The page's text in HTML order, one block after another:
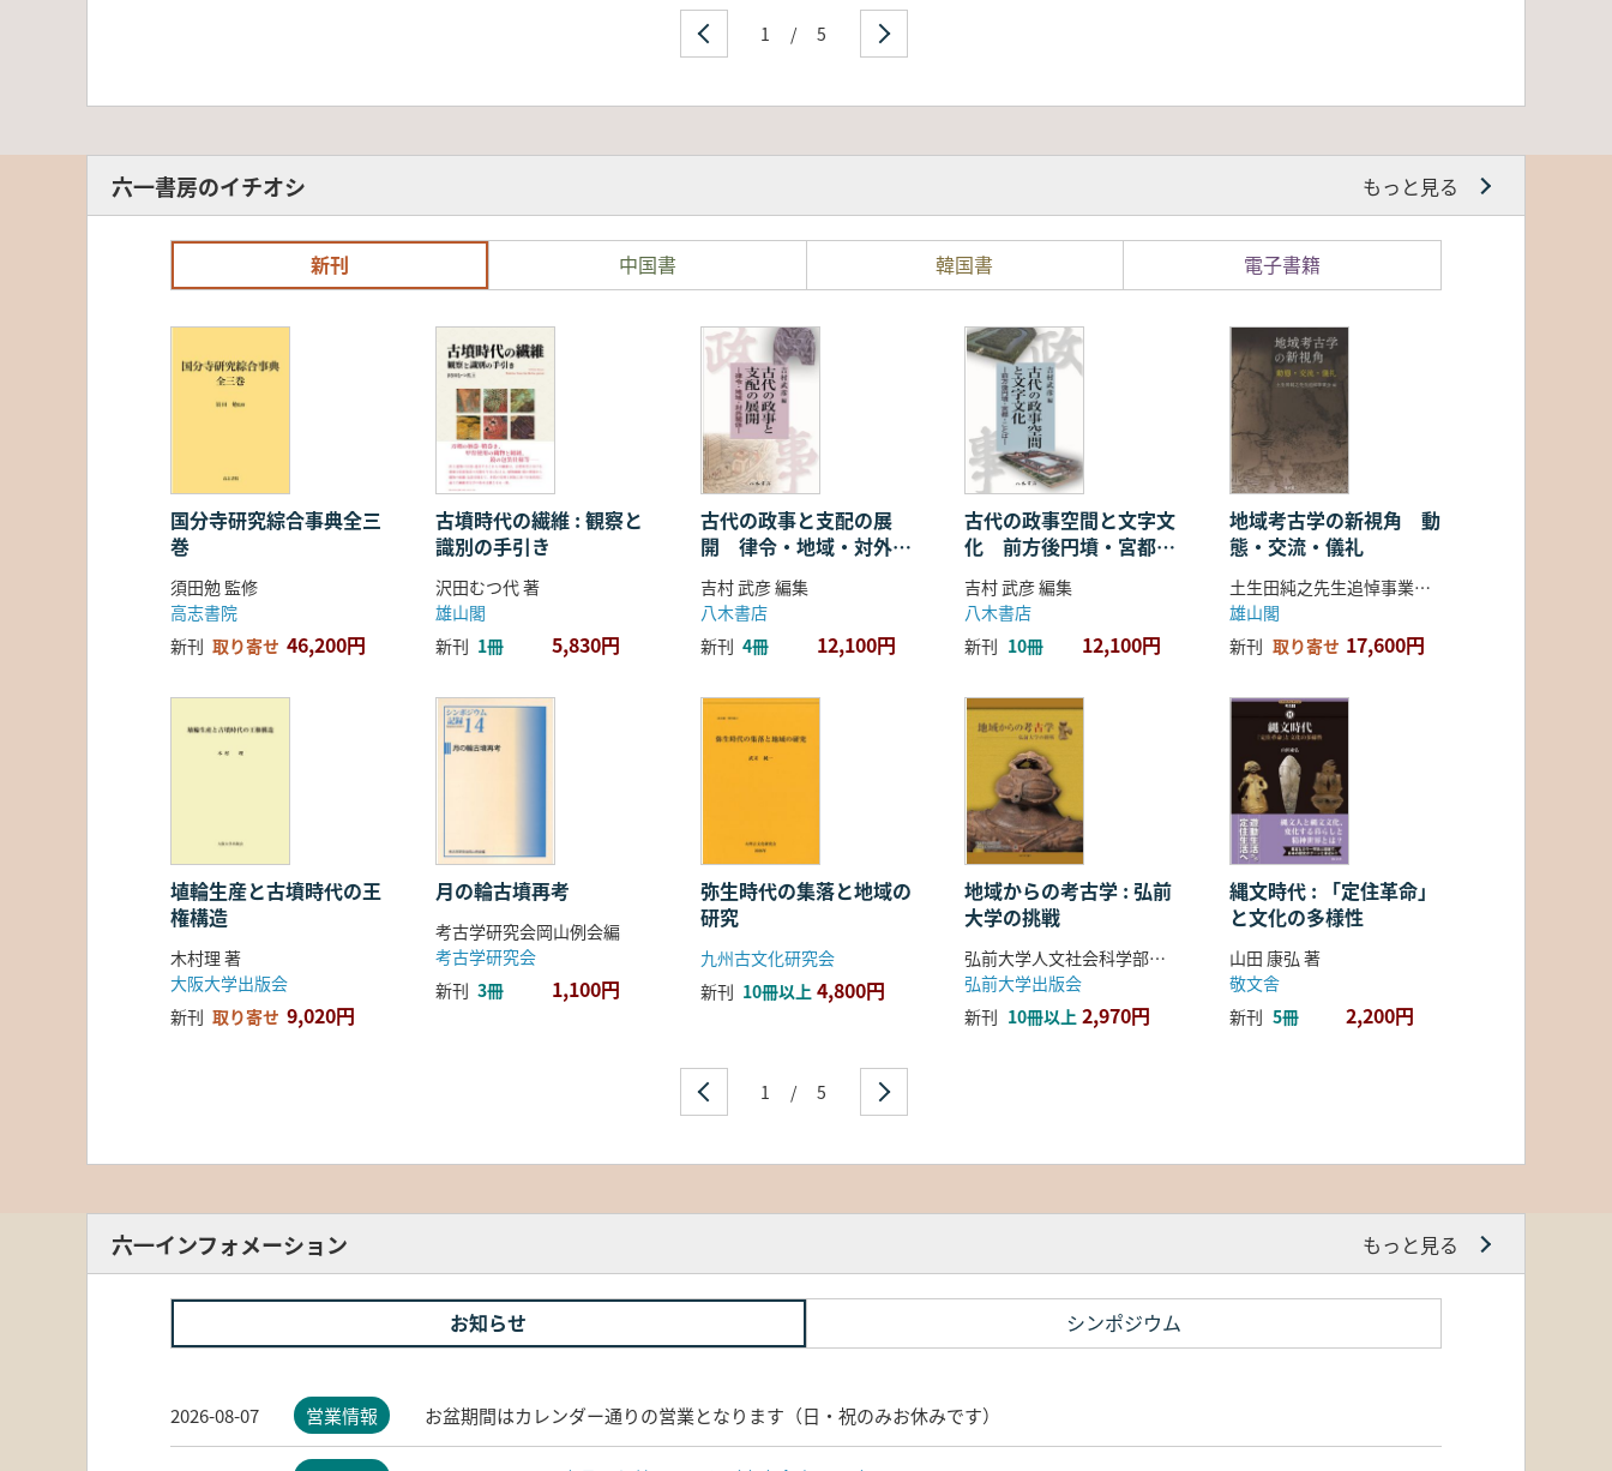
1 / 5
六一書房のイチオシ もっと見る
新刊 中国書 韓国書 電子書籍
国分寺研究綜合事典全三
巻
須田勉 監修
高志書院
新刊 取り寄せ 46,200円
古墳時代の繊維 : 観察と
識別の手引き
沢田むつ代 著
雄山閣
新刊 1冊 5,830円
古代の政事と支配の展
開 律令・地域・対外関
係
吉村 武彦 編集
八木書店
新刊 4冊 12,100円
古代の政事空間と文字文
化 前方後円墳・宮都・
ことば
吉村 武彦 編集
八木書店
新刊 10冊 12,100円
地域考古学の新視角 動
態・交流・儀礼
土生田純之先生追悼事業会 編
雄山閣
新刊 取り寄せ 17,600円
埴輪生産と古墳時代の王
権構造
木村理 著
大阪大学出版会
新刊 取り寄せ 9,020円
月の輪古墳再考
考古学研究会岡山例会編
考古学研究会
新刊 3冊 1,100円
弥生時代の集落と地域の
研究
九州古文化研究会
新刊 10冊以上 4,800円
地域からの考古学 : 弘前
大学の挑戦
弘前大学人文社会科学部北日本考古学研究センター 編
弘前大学出版会
新刊 10冊以上 2,970円
縄文時代 : 「定住革命」
と文化の多様性
山田 康弘 著
敬文舎
新刊 5冊 2,200円
1 / 5
六一インフォメーション もっと見る
お知らせ シンポジウム
2026-08-07 営業情報 お盆期間はカレンダー通りの営業となります（日・祝のみお休みです）